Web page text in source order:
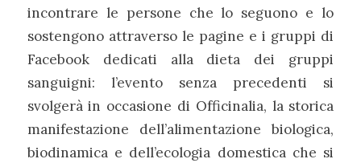
incontrare le persone che lo seguono e lo
sostengono attraverso le pagine e i gruppi di
Facebook dedicati alla dieta dei gruppi
sanguigni: l’evento senza precedenti si
svolgerà in occasione di Officinalia, la storica
manifestazione dell’alimentazione biologica,
biodinamica e dell’ecologia domestica che si